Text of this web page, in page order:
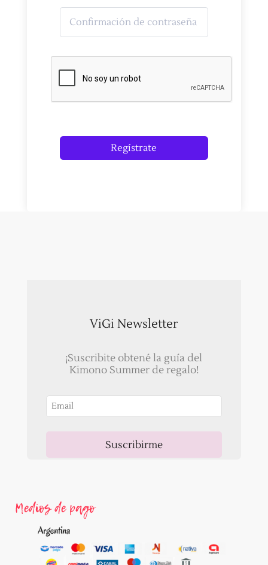
Regístrate
ViGi Newsletter
¡Suscribite obtené la guía del
Kimono Summer de regalo!
Suscribirme
Medios de pago